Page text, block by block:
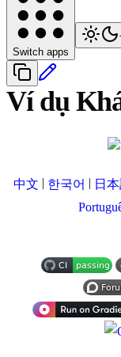
Switch apps
Ví dụ
中文 | 한국어 | 日